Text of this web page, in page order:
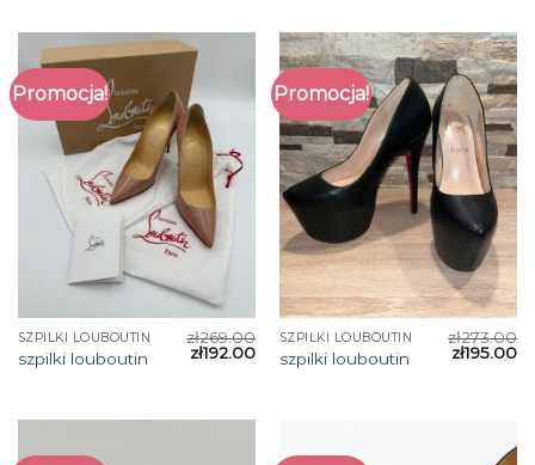
Promocja!
SZPILKI LOUBOUTIN
szpilki louboutin
zł269.00
zł192.00
Promocja!
SZPILKI LOUBOUTIN
szpilki louboutin
zł273.00
zł195.00